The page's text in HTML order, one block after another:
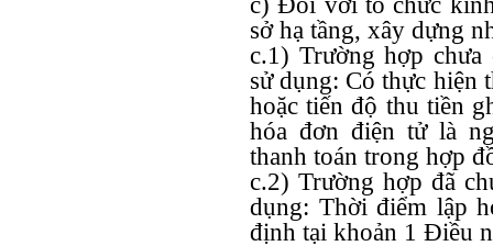
sở hạ tầng, xây dựng
c.1) Trường hợp chưa
sử dụng: Có thực hiện
hoặc tiến độ thu tiền
hóa đơn điện tử là
thanh toán trong hợp
c.2) Trường hợp đã
dụng: Thời điểm lập
định tại khoản 1 Điều